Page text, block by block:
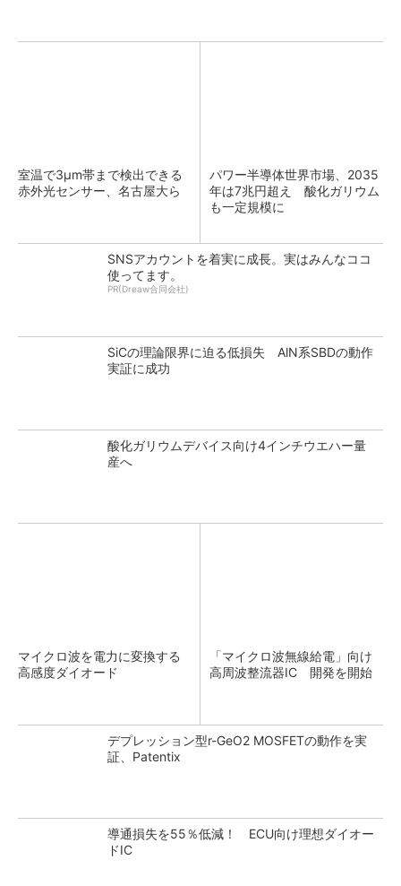
室温で3μm帯まで検出できる
赤外光センサー、名古屋大ら
パワー半導体世界市場、2035
年は7兆円超え 酸化ガリウム
も一定規模に
SNSアカウントを着実に成長。実はみんなココ
使ってます。
PR(Dreaw合同会社)
SiCの理論限界に迫る低損失 AlN系SBDの動作
実証に成功
酸化ガリウムデバイス向け4インチウエハー量
産へ
マイクロ波を電力に変換する
高感度ダイオード
「マイクロ波無線給電」向け
高周波整流器IC 開発を開始
デプレッション型r-GeO2 MOSFETの動作を実
証、Patentix
導通損失を55％低減！ ECU向け理想ダイオー
ドIC